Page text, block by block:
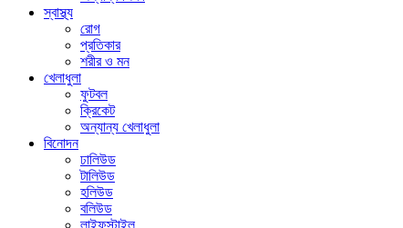
স্বাস্থ্য
রোগ
প্রতিকার
শরীর ও মন
খেলাধুলা
ফুটবল
ক্রিকেট
অন্যান্য খেলাধুলা
বিনোদন
ঢালিউড
টালিউড
হলিউড
বলিউড
লাইফস্টাইল